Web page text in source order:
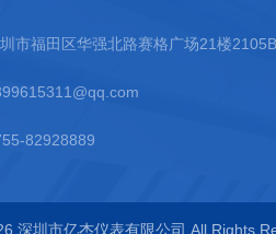
市福田区华强北路赛格广场21楼2105B
82928889
深圳市亿杰仪表有限公司 All Rights